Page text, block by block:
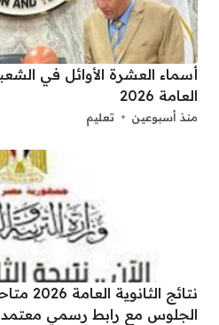
أسماء العشرة الأوائل في
العامة 2026
منذ أسبوعين تعليم
نتائج
الجلوس مع رابط رسمي معتمد